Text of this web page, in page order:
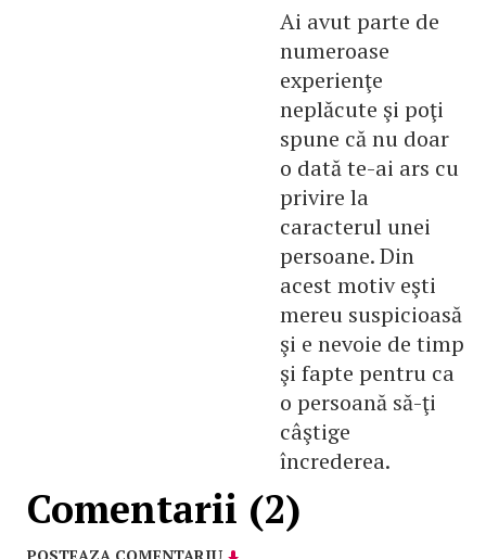
Ai avut parte de
numeroase
experienţe
neplăcute şi poţi
spune că nu doar
o dată te-ai ars cu
privire la
caracterul unei
persoane. Din
acest motiv eşti
mereu suspicioasă
şi e nevoie de timp
şi fapte pentru ca
o persoană să-ţi
câştige
încrederea.
Comentarii (2)